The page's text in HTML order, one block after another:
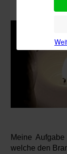
Meine
welche den